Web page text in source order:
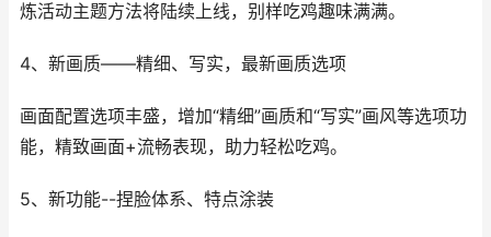
炼活动主题方法将陆续上线，别样吃鸡趣味满满。
4、新画质——精细、写实，最新画质选项
画面配置选项丰盛，增加“精细”画质和“写实”画风等选项功
能，精致画面+流畅表现，助力轻松吃鸡。
5、新功能--捏脸体系、特点涂装